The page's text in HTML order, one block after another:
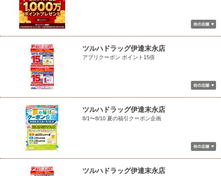
ツルハドラッグ伊達末永店
アプリクーポン ポイント15倍
ツルハドラッグ伊達末永店
8/1〜8/10 夏の福引クーポン企画
ツルハドラッグ伊達末永店